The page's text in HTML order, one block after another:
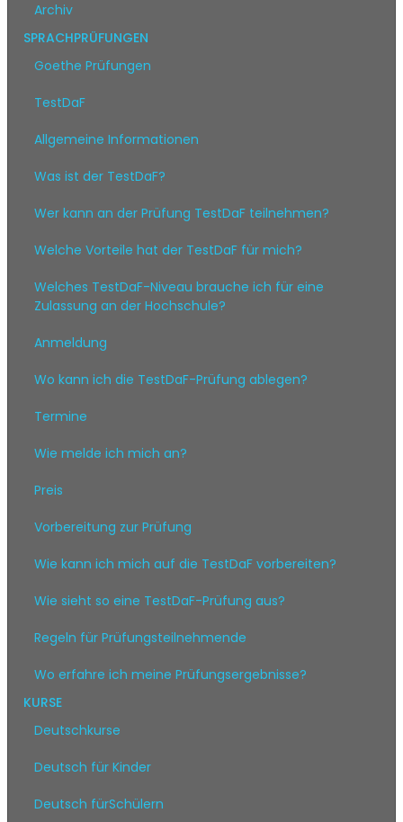
Archiv
SPRACHPRÜFUNGEN
Goethe Prüfungen
TestDaF
Allgemeine Informationen
Was ist der TestDaF?
Wer kann an der Prüfung TestDaF teilnehmen?
Welche Vorteile hat der TestDaF für mich?
Welches TestDaF-Niveau brauche ich für eine
Zulassung an der Hochschule?
Anmeldung
Wo kann ich die TestDaF-Prüfung ablegen?
Termine
Wie melde ich mich an?
Preis
Vorbereitung zur Prüfung
Wie kann ich mich auf die TestDaF vorbereiten?
Wie sieht so eine TestDaF-Prüfung aus?
Regeln für Prüfungsteilnehmende
Wo erfahre ich meine Prüfungsergebnisse?
KURSE
Deutschkurse
Deutsch für Kinder
Deutsch fürSchülern